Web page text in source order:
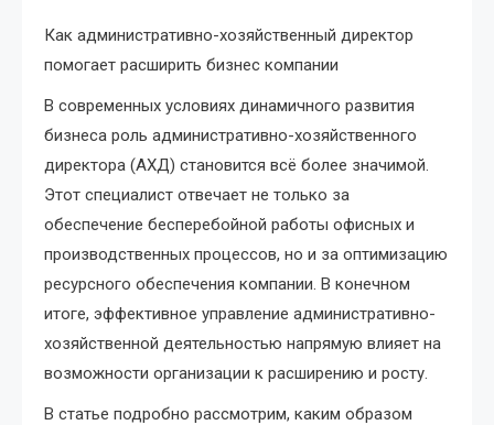
Как административно-хозяйственный директор
помогает расширить бизнес компании
В современных условиях динамичного развития
бизнеса роль административно-хозяйственного
директора (АХД) становится всё более значимой.
Этот специалист отвечает не только за
обеспечение бесперебойной работы офисных и
производственных процессов, но и за оптимизацию
ресурсного обеспечения компании. В конечном
итоге, эффективное управление административно-
хозяйственной деятельностью напрямую влияет на
возможности организации к расширению и росту.
В статье подробно рассмотрим, каким образом